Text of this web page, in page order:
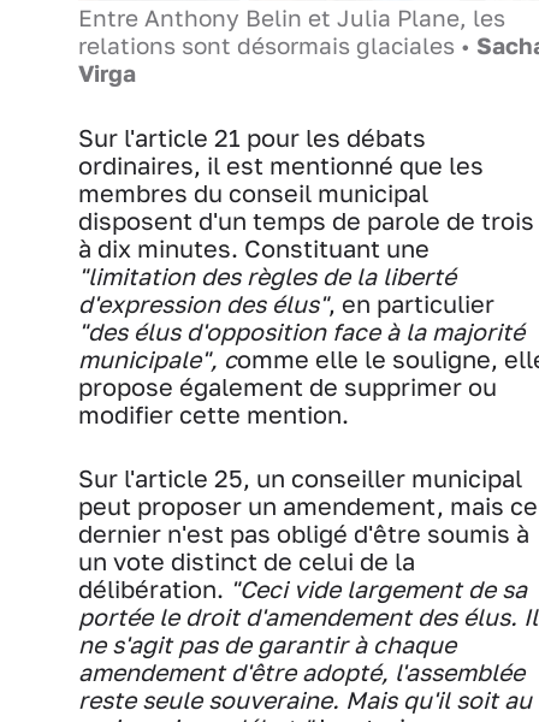
Entre Anthony Belin et Julia Plane, les
relations sont désormais glaciales •
Virga
Sur l'article 21 pour les débats
ordinaires, il est mentionné que les
membres du conseil municipal
disposent d'un temps de parole de trois
à dix minutes. Constituant une
"limitation des règles de la liberté
d'expression des élus", en particulier
"des élus d'opposition face à la majorité
municipale", comme elle le souligne,
propose également de supprimer ou
modifier cette mention.
Sur l'article 25, un conseiller municipal
peut proposer un amendement, mais ce
dernier n'est pas obligé d'être soumis à
un vote distinct de celui de la
délibération. "Ceci vide largement de sa
portée le droit d'amendement des élus. Il
ne s'agit pas de garantir à chaque
amendement d'être adopté, l'assemblée
reste seule souveraine. Mais qu'il soit au